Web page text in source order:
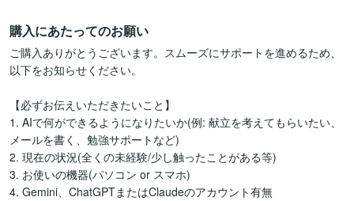
購入にあたってのお願い
ご購入ありがとうございます。スムーズにサポートを進めるため、
以下をお知らせください。
【必ずお伝えいただきたいこと】
1. AIで何ができるようになりたいか(例: 献立を考えてもらいたい、
メールを書く、勉強サポートなど)
2. 現在の状況(全くの未経験/少し触ったことがある等)
3. お使いの機器(パソコン or スマホ)
4. Gemini、ChatGPTまたはClaudeのアカウント有無